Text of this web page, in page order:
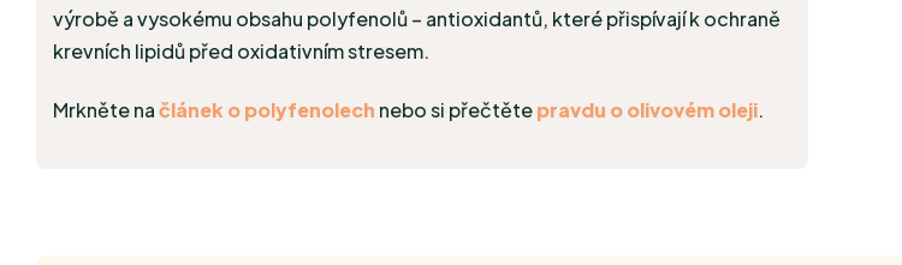
výrobě a vysokému obsahu polyfenolů – antioxidantů, které přispívají k ochraně
krevních lipidů před oxidativním stresem.
Mrkněte načlánek o polyfenolech nebo si přečtětepravdu o olivovém oleji.